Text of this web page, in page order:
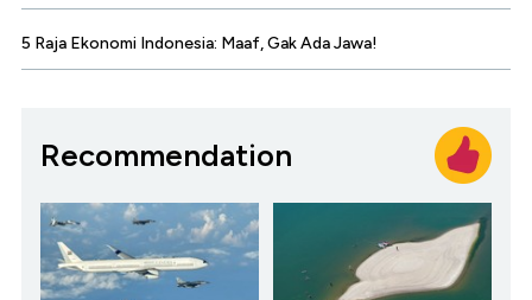
5 Raja Ekonomi Indonesia: Maaf, Gak Ada Jawa!
Recommendation